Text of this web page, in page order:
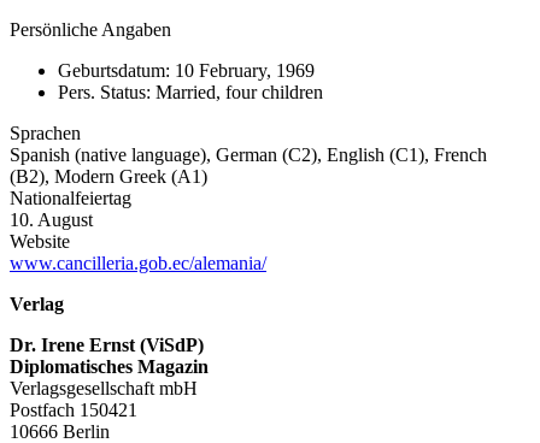
Persönliche Angaben
Geburtsdatum: 10 February, 1969
Pers. Status: Married, four children
Sprachen
Spanish (native language), German (C2), English (C1), French
(B2), Modern Greek (A1)
Nationalfeiertag
10. August
Website
www.cancilleria.gob.ec/alemania/
Verlag
Dr. Irene Ernst (ViSdP)
Diplomatisches Magazin
Verlagsgesellschaft mbH
Postfach 150421
10666 Berlin